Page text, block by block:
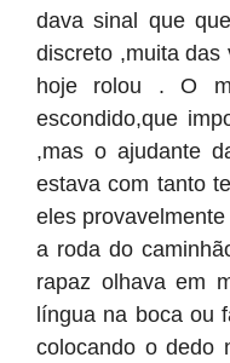
dava sinal que
discreto ,muita das
hoje rolou . O
escondido,que
,mas o ajudante
estava com tanto
eles
a roda do
rapaz olhava em
língua na boca ou
colocando o dedo